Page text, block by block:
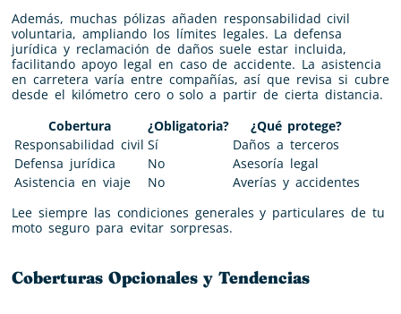
Además, muchas pólizas añaden responsabilidad civil
voluntaria, ampliando los límites legales. La defensa
jurídica y reclamación de daños suele estar incluida,
facilitando apoyo legal en caso de accidente. La asistencia
en carretera varía entre compañías, así que revisa si cubre
desde el kilómetro cero o solo a partir de cierta distancia.
Cobertura
¿Obligatoria?
¿Qué protege?
Responsabilidad civil Sí
Daños a terceros
Defensa jurídica
No
Asesoría legal
Asistencia en viaje
No
Averías y accidentes
Lee siempre las condiciones generales y particulares de tu
moto seguro para evitar sorpresas.
Coberturas Opcionales y Tendencias